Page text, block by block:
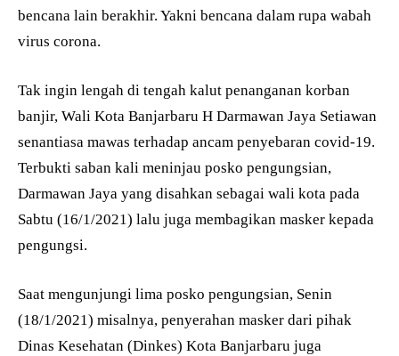
bencana lain berakhir. Yakni bencana dalam rupa wabah
virus corona.
Tak ingin lengah di tengah kalut penanganan korban
banjir, Wali Kota Banjarbaru H Darmawan Jaya Setiawan
senantiasa mawas terhadap ancam penyebaran covid-19.
Terbukti saban kali meninjau posko pengungsian,
Darmawan Jaya yang disahkan sebagai wali kota pada
Sabtu (16/1/2021) lalu juga membagikan masker kepada
pengungsi.
Saat mengunjungi lima posko pengungsian, Senin
(18/1/2021) misalnya, penyerahan masker dari pihak
Dinas Kesehatan (Dinkes) Kota Banjarbaru juga